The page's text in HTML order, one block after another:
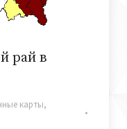
рай в
карты,